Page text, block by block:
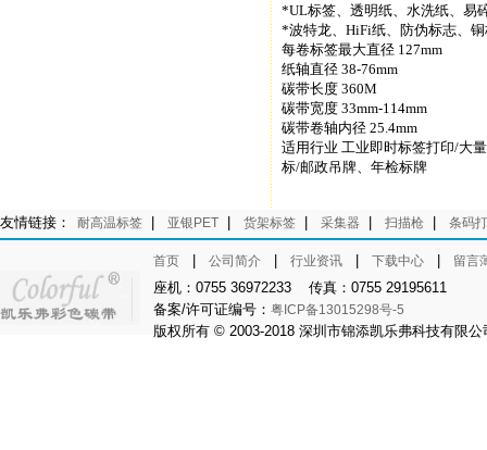
*UL标签、透明纸、水洗纸、易
*波特龙、HiFi纸、防伪标志、
每卷标签最大直径 127mm
纸轴直径 38-76mm
碳带长度 360M
碳带宽度 33mm-114mm
碳带卷轴内径 25.4mm
适用行业 工业即时标签打印/大
标/邮政吊牌、年检标牌
友情链接： 耐高温标签 亚银PET 货架标签 采集器 扫描枪 条码
首页 公司简介 行业资讯 下载中心 留言
座机：0755 36972233 传真：0755 29195611
备案/许可证编号： 粤ICP备13015298号-5
版权所有 © 2003-2018 深圳市锦添凯乐弗科技有限